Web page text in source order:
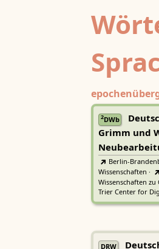
2DWb
Grimm und
Berlin-
Wissenschaften ·
Wissenschaften
Trier Center for
DRW